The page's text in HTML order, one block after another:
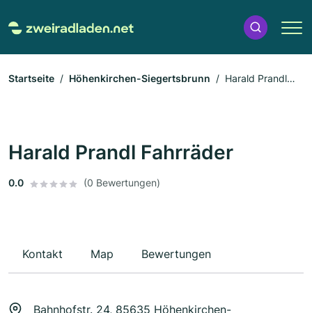
Startseite Höhenkirchen-Siegertsbrunn
Harald Prandl
Harald Prandl Fahrräder
0.0 (0 Bewertungen)
Kontakt Map Bewertungen
Bahnhofstr. 24, 85635 Höhenkirchen-